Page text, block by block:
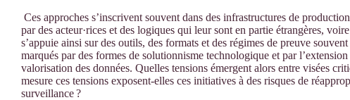
Ces approches s’inscrivent souvent dans des infrastructures de
par des acteur·rices et des logiques qui leur sont en partie étrangères,
s’appuie ainsi sur des outils, des formats et des régimes de preuve
marqués par des formes de solutionnisme technologique et par
valorisation des données. Quelles tensions émergent alors entre visées
mesure ces tensions exposent-elles ces initiatives à des risques de
surveillance ?